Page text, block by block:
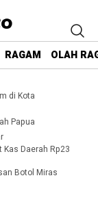
RAGAM OLAH
di Kota
Papua
Daerah Rp23
Botol Miras